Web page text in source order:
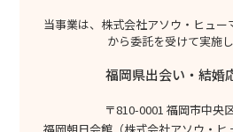
当事業は、株式会社アソウ・ヒュ
から委託を受けて実施し
福岡県出会い・結婚
〒810-0001 福岡市中央